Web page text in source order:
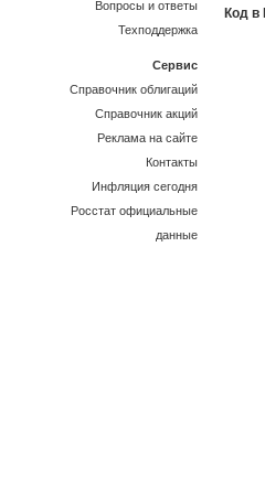
Код
Вопросы и ответы
Техподдержка
Сервис
Справочник облигаций
Справочник акций
Реклама на сайте
Контакты
Инфляция сегодня
Росстат официальные
данные